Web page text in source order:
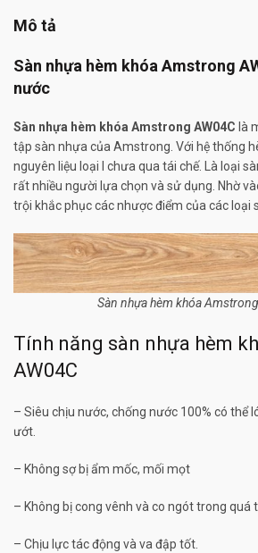
Mô tả
Sàn nhựa hèm khóa Amstrong
nước
Sàn nhựa hèm khóa Amstrong AW04C là
tập sàn nhựa của Amstrong. Với hệ thống
nguyên liệu loại I chưa qua tái chế. Là loại
rất nhiều người lựa chọn và sử dụng. Nhờ
trội khắc phục các nhược điểm của các loại
Sàn nhựa hèm khóa
Tính năng sàn nhựa hèm
AW04C
– Siêu chịu nước, chống nước 100% có thể
ướt.
– Không sợ bị ẩm mốc, mối mọt
– Không bị cong vênh và co ngót trong quá
– Chịu lực tác động và va đập tốt.